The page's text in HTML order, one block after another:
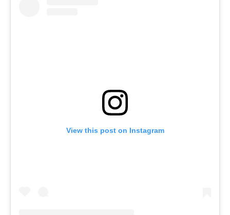
View this post on Instagram